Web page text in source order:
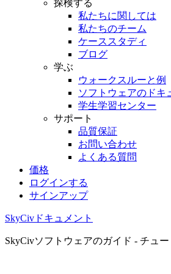
探検する
私たちに関しては
私たちのチーム
ケーススタディ
ブログ
学ぶ
ウォークスルーと例
ソフトウェアのドキ
学生学習センター
サポート
品質保証
お問い合わせ
よくある質問
価格
ログインする
サインアップ
SkyCivドキュメント
SkyCivソフトウェアのガイド - チュ